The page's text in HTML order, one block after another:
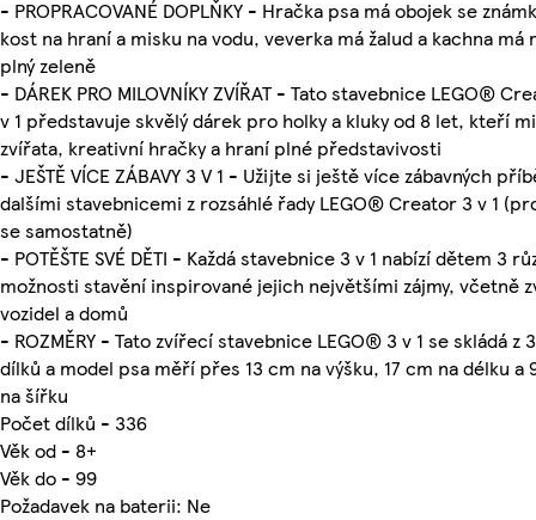
- PROPRACOVANÉ DOPLŇKY - Hračka psa má obojek se
kost na hraní a misku na vodu, veverka má žalud a kachna má
plný zeleně
- DÁREK PRO MILOVNÍKY ZVÍŘAT - Tato stavebnice LEGO®
v 1 představuje skvělý dárek pro holky a kluky od 8 let, kteří
zvířata, kreativní hračky a hraní plné představivosti
- JEŠTĚ VÍCE ZÁBAVY 3 V 1 - Užijte si ještě více zábavných
dalšími stavebnicemi z rozsáhlé řady LEGO® Creator 3 v 1
se samostatně)
- POTĚŠTE SVÉ DĚTI - Každá stavebnice 3 v 1 nabízí dětem 3
možnosti stavění inspirované jejich největšími zájmy, včetně
vozidel a domů
- ROZMĚRY - Tato zvířecí stavebnice LEGO® 3 v 1 se skládá z
dílků a model psa měří přes 13 cm na výšku, 17 cm na délku a
na šířku
Počet dílků - 336
Věk od - 8+
Věk do - 99
Požadavek na baterii: Ne